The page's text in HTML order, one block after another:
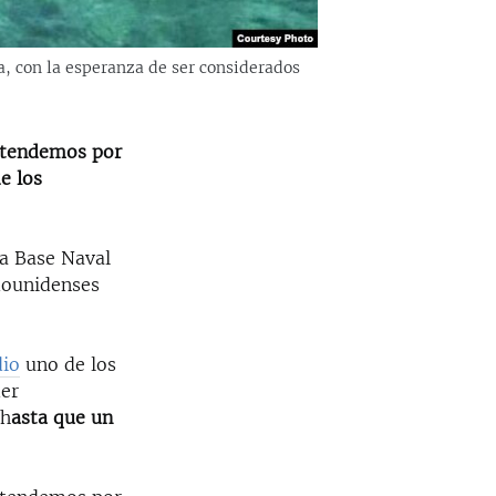
con la esperanza de ser considerados
por
los
Base Naval
uno de los
asta que un